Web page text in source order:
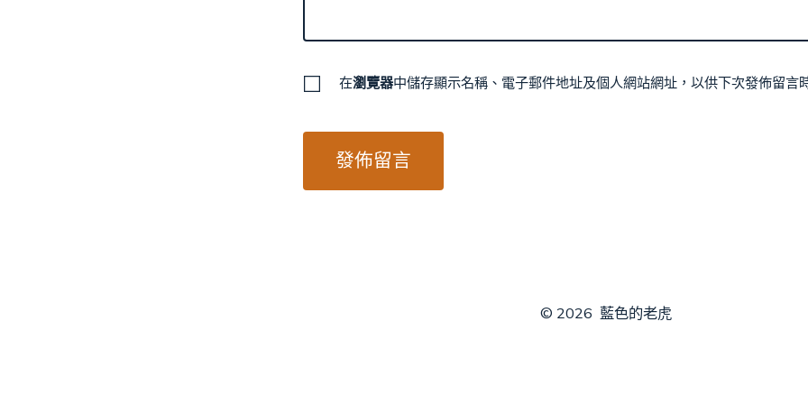
在瀏覽器中儲存顯示名稱、電子郵件地址及個人網站網址，以供下次發佈留言
© 2026 藍色的老虎